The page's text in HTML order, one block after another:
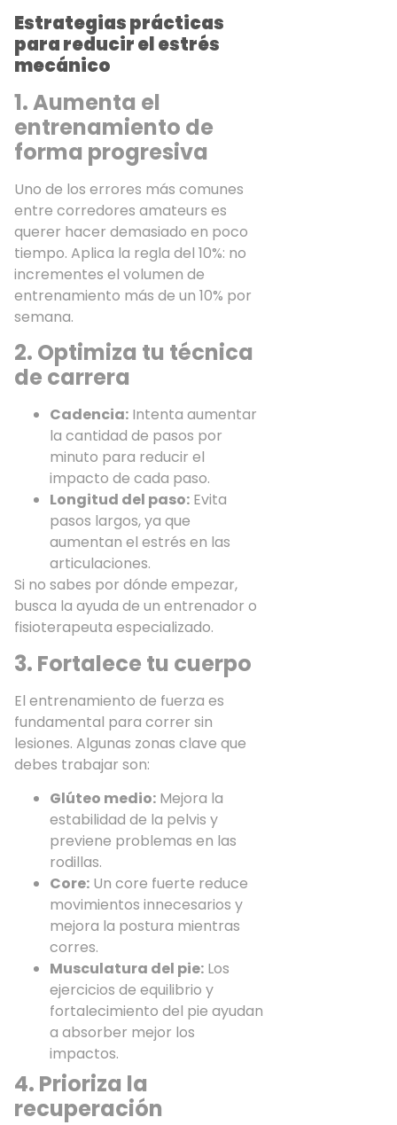
Estrategias prácticas
para reducir el estrés
mecánico
1. Aumenta el
entrenamiento de
forma progresiva
Uno de los errores más comunes
entre corredores amateurs es
querer hacer demasiado en poco
tiempo. Aplica la regla del 10%: no
incrementes el volumen de
entrenamiento más de un 10% por
semana.
2. Optimiza tu técnica
de carrera
Cadencia: Intenta aumentar
la cantidad de pasos por
minuto para reducir el
impacto de cada paso.
Longitud del paso: Evita
pasos largos, ya que
aumentan el estrés en las
articulaciones.
Si no sabes por dónde empezar,
busca la ayuda de un entrenador o
fisioterapeuta especializado.
3. Fortalece tu cuerpo
El entrenamiento de fuerza es
fundamental para correr sin
lesiones. Algunas zonas clave que
debes trabajar son:
Glúteo medio: Mejora la
estabilidad de la pelvis y
previene problemas en las
rodillas.
Core: Un core fuerte reduce
movimientos innecesarios y
mejora la postura mientras
corres.
Musculatura del pie: Los
ejercicios de equilibrio y
fortalecimiento del pie ayudan
a absorber mejor los
impactos.
4. Prioriza la
recuperación